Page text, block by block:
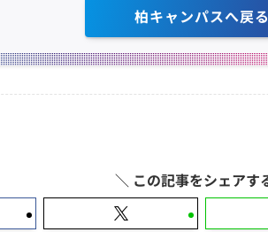
柏キャンパスへ戻る